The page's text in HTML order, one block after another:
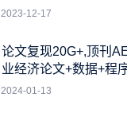
2023-12-17
论文复现20G+,顶刊
业经济论文+数据+程
2024-01-13